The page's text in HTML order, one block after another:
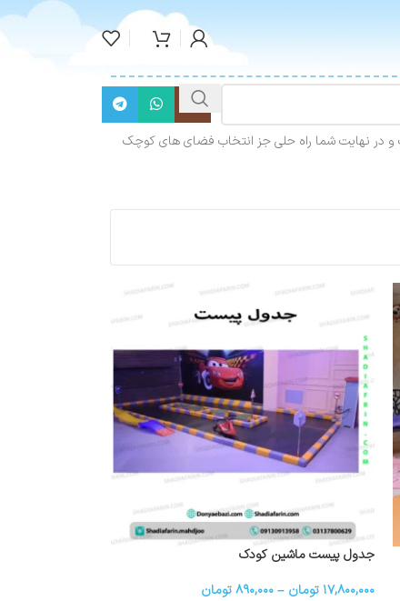
و در نهایت شما راه حلی جز انتخاب فضای های کوچک
جدول پیست ماشین کودک
۱۷,۸۰۰,۰۰۰ تومان – ۸۹۰,۰۰۰ تومان